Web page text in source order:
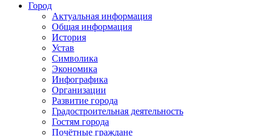
Город
Актуальная информация
Общая информация
История
Устав
Символика
Экономика
Инфографика
Организации
Развитие города
Градостроительная деятельность
Гостям города
Почётные граждане